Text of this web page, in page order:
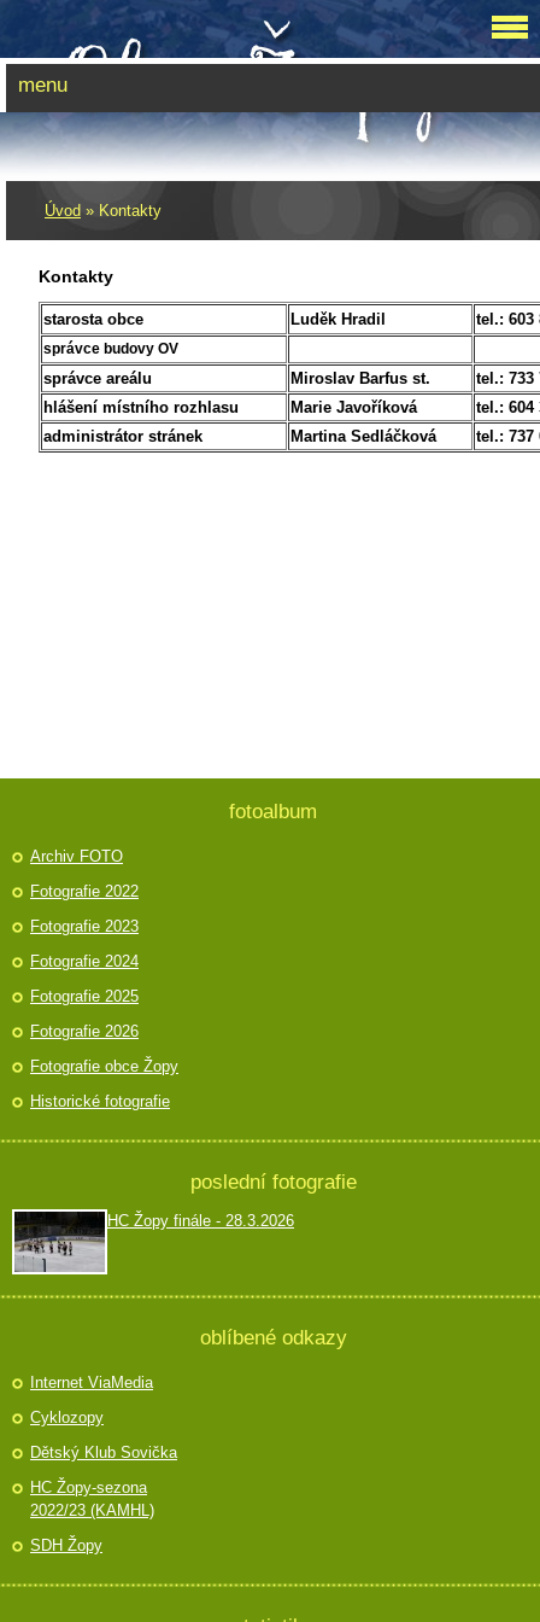
Úvod » Kontakty
Kontakty
starosta obce Luděk Hradil tel.: 603
správce budovy OV
správce areálu Miroslav Barfus st.
tel.: 733
hlášení místního rozhlasu
Marie Javoříková
tel.: 604
administrátor stránek
Martina Sedláčková tel.: 737
menu
fotoalbum
Archiv FOTO
Fotografie 2022
Fotografie 2023
Fotografie 2024
Fotografie 2025
Fotografie 2026
Fotografie obce Žopy
Historické fotografie
poslední fotografie
HC Žopy finále - 28.3.2026
oblíbené odkazy
Internet ViaMedia
Cyklozopy
Dětský Klub Sovička
HC Žopy-sezona
2022/23 (KAMHL)
SDH Žopy